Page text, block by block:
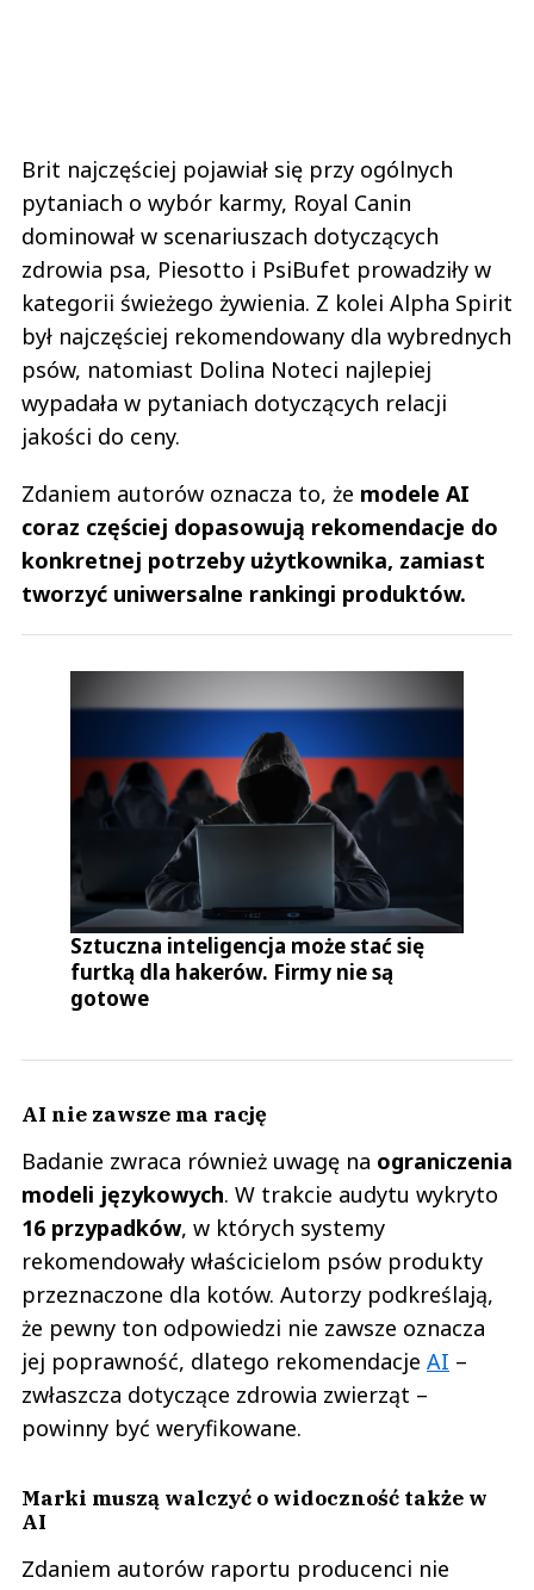
Brit najczęściej pojawiał się przy ogólnych
pytaniach o wybór karmy, Royal Canin
dominował w scenariuszach dotyczących
zdrowia psa, Piesotto i PsiBufet prowadziły w
kategorii świeżego żywienia. Z kolei Alpha Spirit
był najczęściej rekomendowany dla wybrednych
psów, natomiast Dolina Noteci najlepiej
wypadała w pytaniach dotyczących relacji
jakości do ceny.
Zdaniem autorów oznacza to, że modele AI
coraz częściej dopasowują rekomendacje do
konkretnej potrzeby użytkownika, zamiast
tworzyć uniwersalne rankingi produktów.
Sztuczna inteligencja może stać się
furtką dla hakerów. Firmy nie są
gotowe
AI nie zawsze ma rację
Badanie zwraca również uwagę na ograniczenia
modeli językowych. W trakcie audytu wykryto
16 przypadków, w których systemy
rekomendowały właścicielom psów produkty
przeznaczone dla kotów. Autorzy podkreślają,
że pewny ton odpowiedzi nie zawsze oznacza
jej poprawność, dlatego rekomendacje AI –
zwłaszcza dotyczące zdrowia zwierząt –
powinny być weryfikowane.
Marki muszą walczyć o widoczność także w
AI
Zdaniem autorów raportu producenci nie